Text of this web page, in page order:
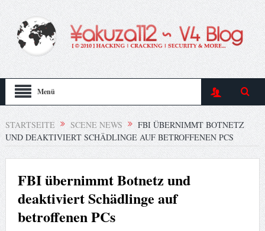
Menü
STARTSEITE SCENE NEWS
FBI ÜBERNIMMT BOTNETZ
UND DEAKTIVIERT SCHÄDLINGE AUF BETROFFENEN PCS
FBI übernimmt Botnetz und
deaktiviert Schädlinge auf
betroffenen PCs